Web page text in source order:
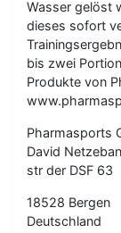
Wasser gelöst
dieses sofort
bis zwei
Produkte von
Pharmasports
David
str der DSF 63
18528 Bergen
Deutschland